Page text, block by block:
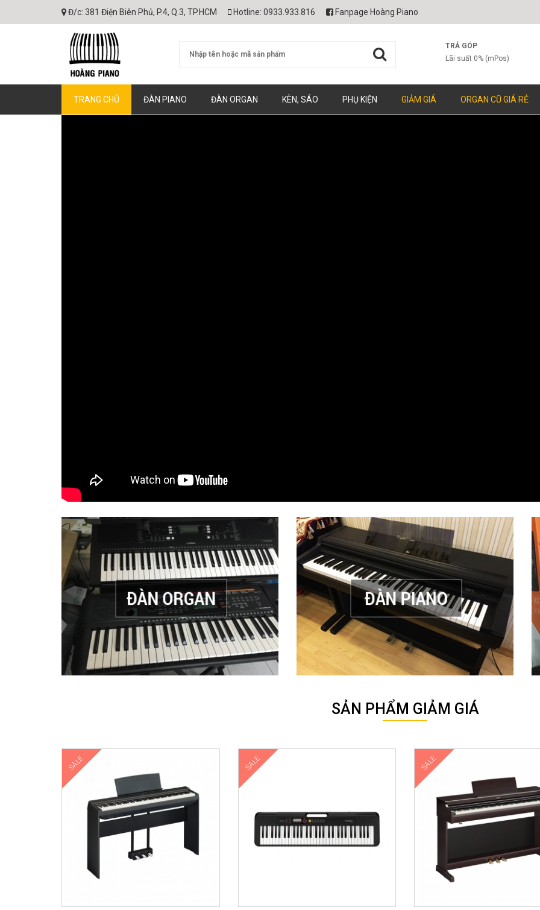
Đ/c: 381 Điện Biên Phủ, P.4, Q.3, TP.HCM Hotline: 0933.933.816 Fanpage Hoàng Piano
TRẢ GÓP
Lãi suất 0% (mPos)
TRANG CHỦ ĐÀN PIANO ĐÀN ORGAN KÈN, SÁO PHỤ KIỆN GIẢM GIÁ ORGAN CŨ GIÁ RẺ
Cung cấp các sản phẩm đàn piano, đàn organ giá rẻ nhất thị trường. ✅ Sản phẩm chính hãng ✅ bảo trì trọn đời ✅ đền gấp 2 nếu đàn kém chất
SẢN PHẨM GIẢM GIÁ
SALE SALE SALE